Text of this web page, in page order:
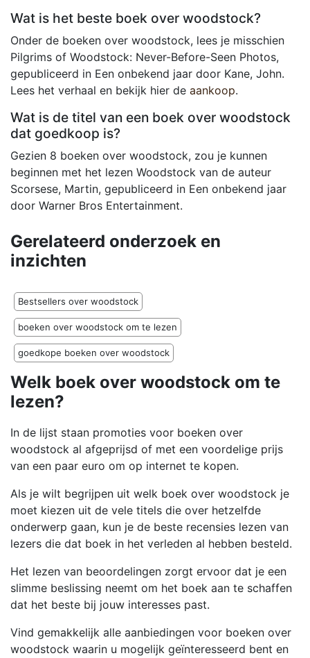
Wat is het beste boek over woodstock?
Onder de boeken over woodstock, lees je misschien
Pilgrims of Woodstock: Never-Before-Seen Photos,
gepubliceerd in Een onbekend jaar door Kane, John.
Lees het verhaal en bekijk hier de aankoop.
Wat is de titel van een boek over woodstock
dat goedkoop is?
Gezien 8 boeken over woodstock, zou je kunnen
beginnen met het lezen Woodstock van de auteur
Scorsese, Martin, gepubliceerd in Een onbekend jaar
door Warner Bros Entertainment.
Gerelateerd onderzoek en
inzichten
Bestsellers over woodstock
boeken over woodstock om te lezen
goedkope boeken over woodstock
Welk boek over woodstock om te
lezen?
In de lijst staan promoties voor boeken over
woodstock al afgeprijsd of met een voordelige prijs
van een paar euro om op internet te kopen.
Als je wilt begrijpen uit welk boek over woodstock je
moet kiezen uit de vele titels die over hetzelfde
onderwerp gaan, kun je de beste recensies lezen van
lezers die dat boek in het verleden al hebben besteld.
Het lezen van beoordelingen zorgt ervoor dat je een
slimme beslissing neemt om het boek aan te schaffen
dat het beste bij jouw interesses past.
Vind gemakkelijk alle aanbiedingen voor boeken over
woodstock waarin u mogelijk geïnteresseerd bent en